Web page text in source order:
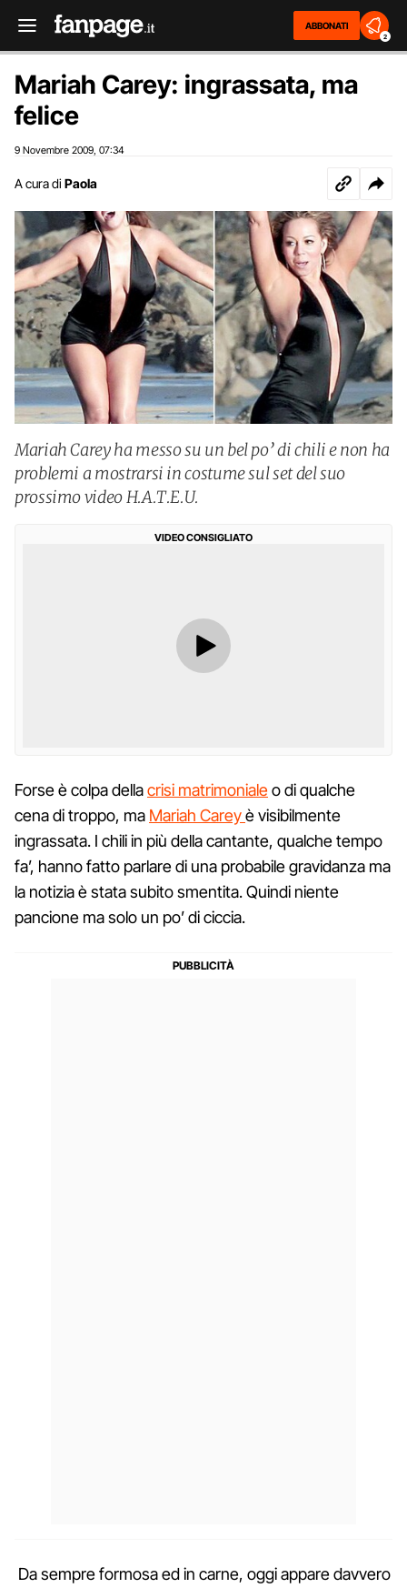
ABBONATI
2
Mariah Carey: ingrassata, ma
felice
9 Novembre 2009 07:34
A cura di Paola
Mariah Carey ha messo su un bel po’ di chili e non ha
problemi a mostrarsi in costume sul set del suo
prossimo video H.A.T.E.U.
VIDEO CONSIGLIATO
Forse è colpa dellacrisi matrimonialeo di qualche
cena di troppo, ma Mariah Careyè visibilmente
ingrassata. I chili in più della cantante, qualche tempo
fa’, hanno fatto parlare di una probabile gravidanza ma
la notizia è stata subito smentita. Quindi niente
pancione ma solo un po’ di ciccia.
Da sempre formosa ed in carne, oggi appare davvero